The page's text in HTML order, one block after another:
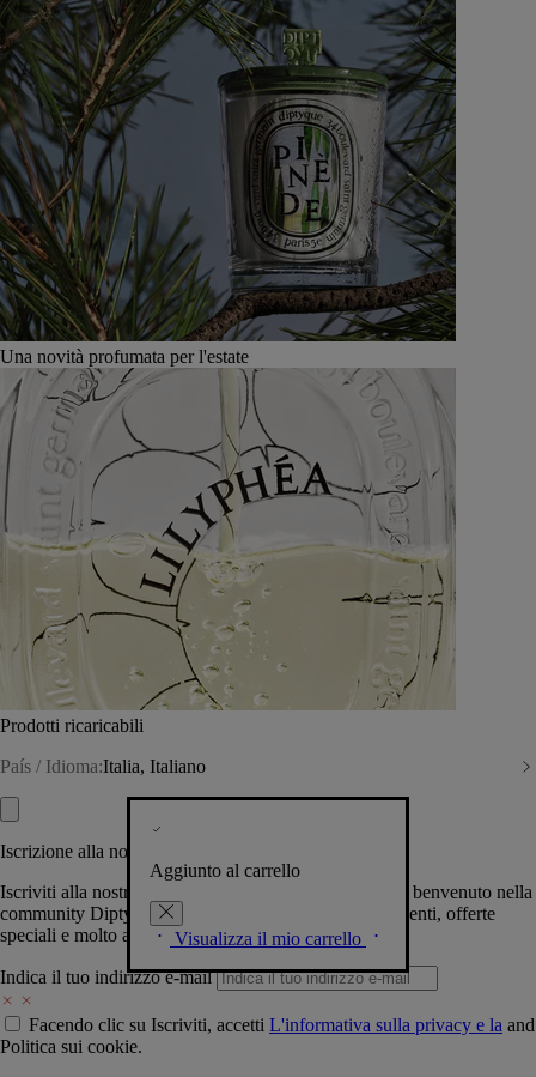
Una novità profumata per l'estate
Prodotti ricaricabili
País / Idioma:Italia, Italiano
Aggiunto al carrello
Visualizza il mio carrello
Iscrizione alla nostra Newsletter
Iscriviti alla nostra newsletter per permetterci di darti il benvenuto nella
community Diptyque e tenerti al corrente su novità, eventi, offerte
speciali e molto altro.
Indica il tuo indirizzo e-mail
Facendo clic su Iscriviti, accetti L'informativa sulla privacy e la and
Politica sui cookie.